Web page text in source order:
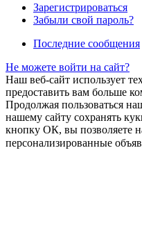
Зарегистрироваться
Забыли свой пароль?
Последние сообщения
Не можете войти на сайт?
Наш веб-сайт использует
предоставить вам больше
Продолжая пользоваться
нашему сайту сохранять
кнопку ОК, вы позволяете
персонализированные